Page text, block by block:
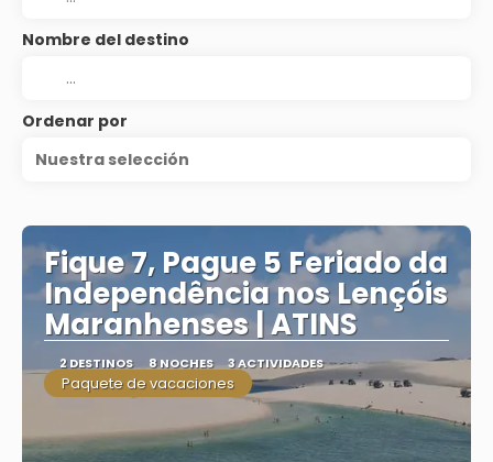
Nombre del destino
Ordenar por
Nuestra selección
Fique 7, Pague 5 Feriado da
Independência nos Lençóis
Maranhenses | ATINS
2 DESTINOS 8 NOCHES 3 ACTIVIDADES
Paquete de vacaciones